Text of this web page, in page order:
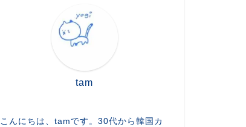
tam
こんにちは、tamです。30代から韓国カ